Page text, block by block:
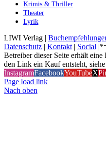
Krimis & Thriller
Theater
Lyrik
LIWI Verlag |
Datenschutz | Kontakt| Social
Betreiber dieser Seite erhält
den Link ein Kauf entsteht, siehe
InstagramFacebookYouTubeX
Page load link
Nach oben